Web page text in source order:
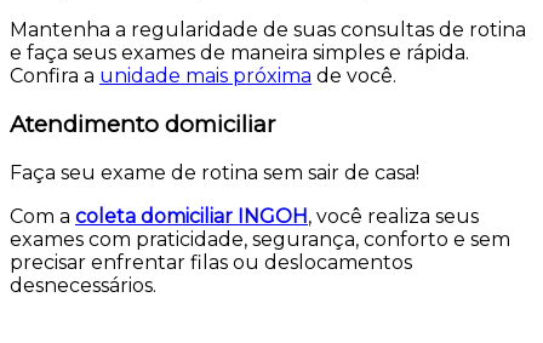
Mantenha a regularidade de suas consultas de rotina
e faça seus exames de maneira simples e rápida.
Confira a unidade mais próxima de você.
Atendimento domiciliar
Faça seu exame de rotina sem sair de casa!
Com a coleta domiciliar INGOH, você realiza seus
exames com praticidade, segurança, conforto e sem
precisar enfrentar filas ou deslocamentos
desnecessários.